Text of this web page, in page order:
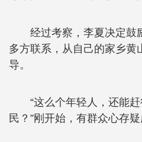
经过考察，李夏决定鼓
多方联系，从自己的家乡黄
导。
“这么个年轻人，还能
民？”刚开始，有群众心存疑